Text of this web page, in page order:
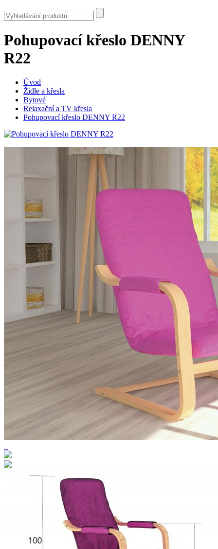
Pohupovací křeslo DENNY
R22
Úvod
Židle a křesla
Bytové
Relaxační a TV křesla
Pohupovací křeslo DENNY R22